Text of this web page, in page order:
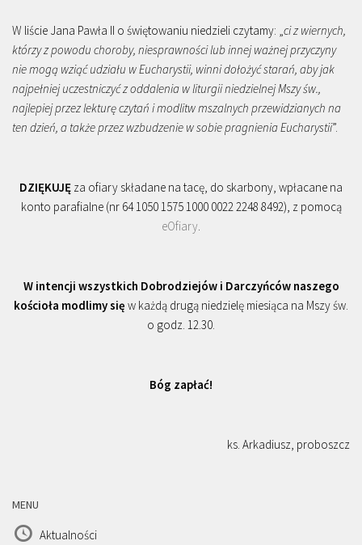
W liście Jana Pawła II o świętowaniu niedzieli czytamy: „ci z wiernych,
którzy z powodu choroby, niesprawności lub innej ważnej przyczyny
nie mogą wziąć udziału w Eucharystii, winni dołożyć starań, aby jak
najpełniej uczestniczyć z oddalenia w liturgii niedzielnej Mszy św.,
najlepiej przez lekturę czytań i modlitw mszalnych przewidzianych na
ten dzień, a także przez wzbudzenie w sobie pragnienia Eucharystii”.
DZIĘKUJĘ za ofiary składane na tacę, do skarbony, wpłacane na
konto parafialne (nr 64 1050 1575 1000 0022 2248 8492), z pomocą
eOfiary.
W intencji wszystkich Dobrodziejów i Darczyńców naszego
kościoła modlimy się w każdą drugą niedzielę miesiąca na Mszy św.
o godz. 12.30.
Bóg zapłać!
ks. Arkadiusz, proboszcz
MENU
Aktualności